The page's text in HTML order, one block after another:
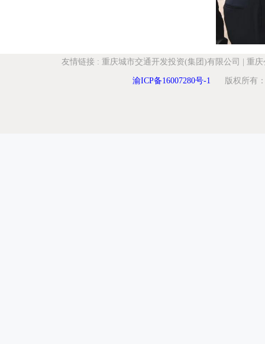
友情链接 : 重庆城市交通开发投资(集团)有限公司 重庆
渝ICP备16007280号-1 版权所有：